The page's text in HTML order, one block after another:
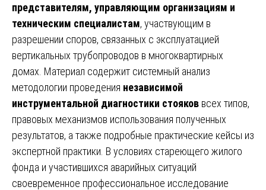
представителям, управляющим организациям и
техническим специалистам, участвующим в
разрешении споров, связанных с эксплуатацией
вертикальных трубопроводов в многоквартирных
домах. Материал содержит системный анализ
методологии проведения независимой
инструментальной диагностики стояков всех типов,
правовых механизмов использования полученных
результатов, а также подробные практические кейсы из
экспертной практики. В условиях стареющего жилого
фонда и участившихся аварийных ситуаций
своевременное профессиональное исследование